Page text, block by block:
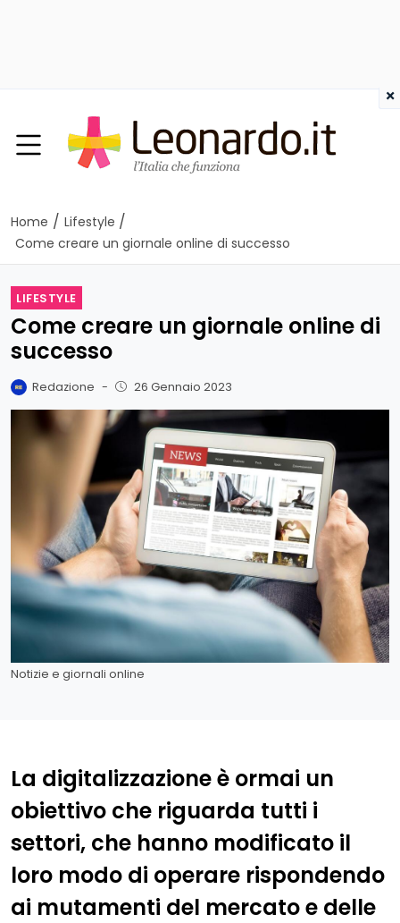
Home / Lifestyle /
Come creare un giornale online di successo
LIFESTYLE
Come creare un giornale online di
successo
Redazione - 26 Gennaio 2023
Notizie e giornali online
La digitalizzazione è ormai un
obiettivo che riguarda tutti i
settori, che hanno modificato il
loro modo di operare rispondendo
ai mutamenti del mercato e delle
×